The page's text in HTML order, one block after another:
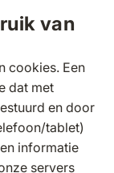
van
cookies. Een
dat met
en door
tablet)
informatie
servers